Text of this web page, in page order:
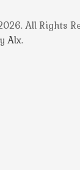
All Rights
Alx.